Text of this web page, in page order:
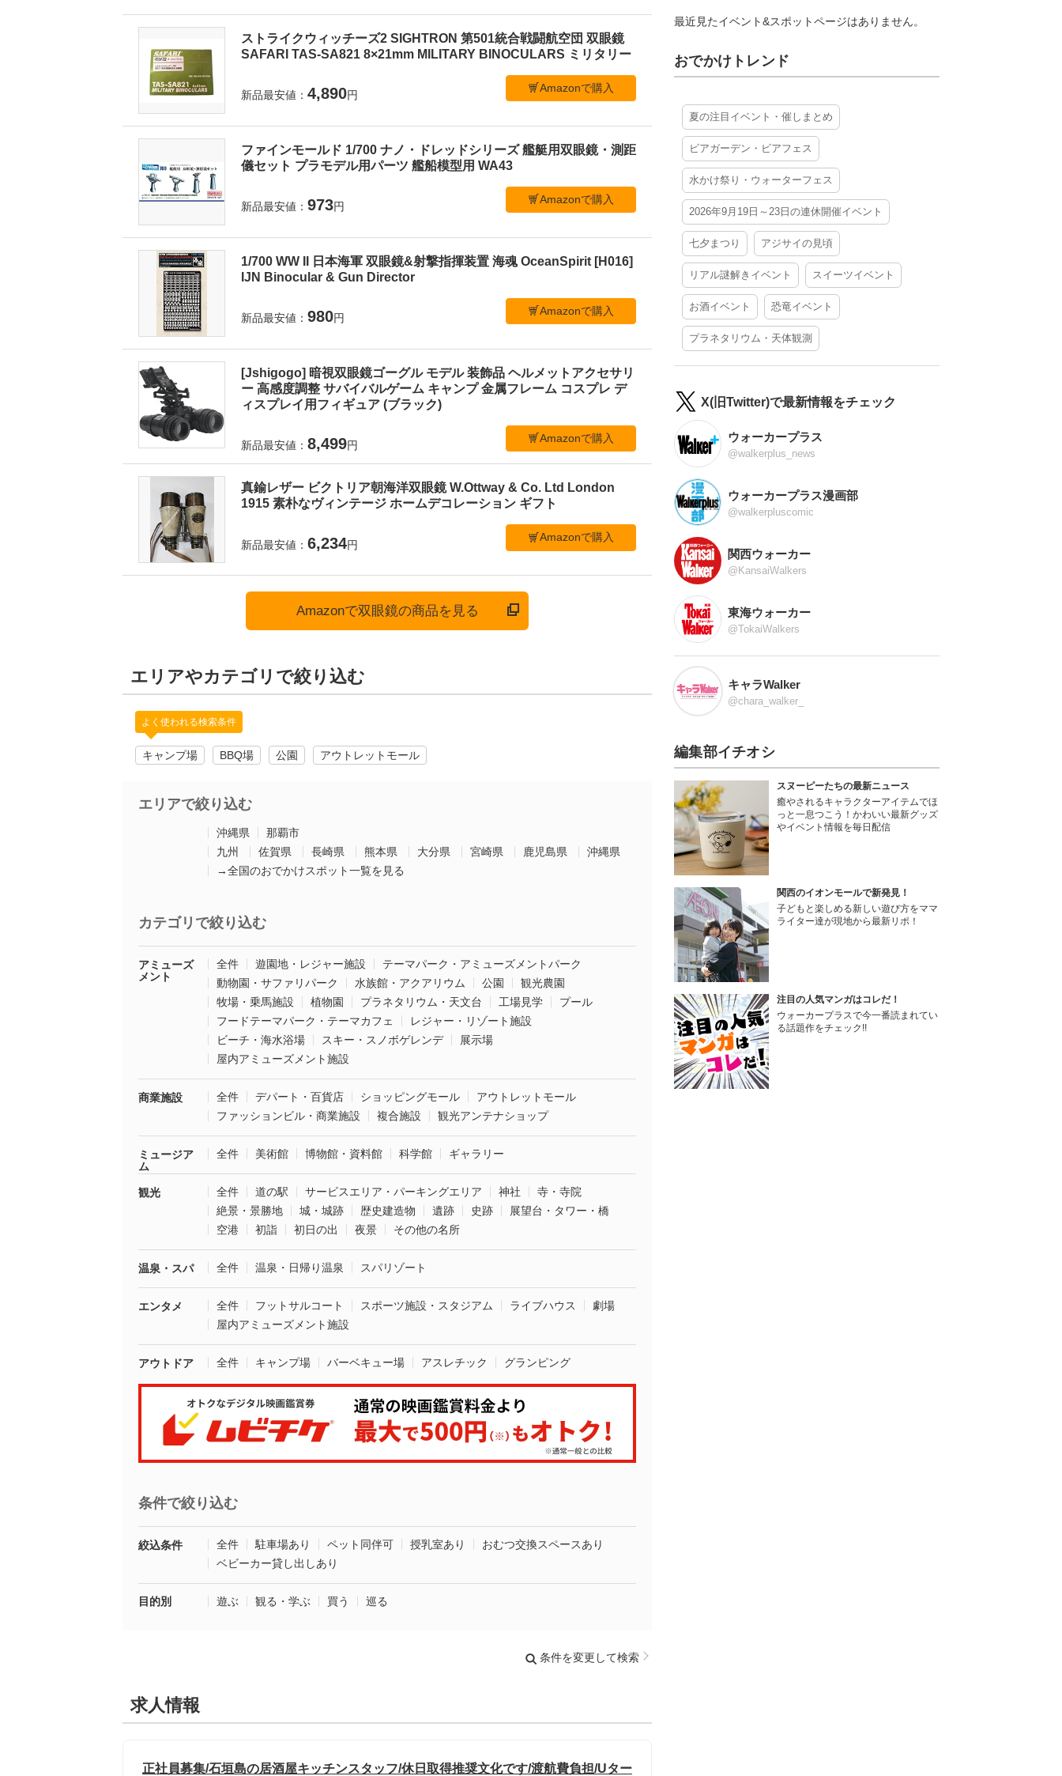
ストライクウィッチーズ2 SIGHTRON 第501統合戦闘航空団 双眼鏡
SAFARI TAS-SA821 8×21mm MILITARY BINOCULARS ミリタリー
新品最安値： 4,890円
Amazonで購入
ファインモールド 1/700 ナノ・ドレッドシリーズ 艦艇用双眼鏡・測距
儀セット プラモデル用パーツ 艦船模型用 WA43
新品最安値： 973円
Amazonで購入
1/700 WW II 日本海軍 双眼鏡&射撃指揮装置 海魂 OceanSpirit [H016]
IJN Binocular & Gun Director
新品最安値： 980円
Amazonで購入
[Jshigogo] 暗視双眼鏡ゴーグル モデル 装飾品 ヘルメットアクセサリ
ー 高感度調整 サバイバルゲーム キャンプ 金属フレーム コスプレ デ
ィスプレイ用フィギュア (ブラック)
新品最安値： 8,499円
Amazonで購入
真鍮レザー ビクトリア朝海洋双眼鏡 W.Ottway & Co. Ltd London
1915 素朴なヴィンテージ ホームデコレーション ギフト
新品最安値： 6,234円
Amazonで購入
Amazonで双眼鏡の商品を見る
エリアやカテゴリで絞り込む
よく使われる検索条件
キャンプ場 BBQ場 公園 アウトレットモール
エリアで絞り込む
沖縄県
那覇市
九州
佐賀県 長崎県 熊本県 大分県 宮崎県 鹿児島県
沖縄県
→全国のおでかけスポット一覧を見る
カテゴリで絞り込む
アミューズ
メント
全件 遊園地・レジャー施設
テーマパーク・アミューズメントパーク
動物園・サファリパーク
水族館・アクアリウム 公園
観光農園
牧場・乗馬施設
植物園 プラネタリウム・天文台 工場見学
プール
フードテーマパーク・テーマカフェ
レジャー・リゾート施設
ビーチ・海水浴場
スキー・スノボゲレンデ
展示場
屋内アミューズメント施設
商業施設 全件 デパート・百貨店 ショッピングモール
アウトレットモール
ファッションビル・商業施設
複合施設 観光アンテナショップ
ミュージア
ム
全件 美術館 博物館・資料館 科学館 ギャラリー
観光 全件 道の駅 サービスエリア・パーキングエリア 神社
寺・寺院
絶景・景勝地
城・城跡 歴史建造物 遺跡 史跡
展望台・タワー・橋
空港
初詣 初日の出 夜景 その他の名所
温泉・スパ 全件 温泉・日帰り温泉 スパリゾート
エンタメ 全件 フットサルコート スポーツ施設・スタジアム ライブハウス
劇場
屋内アミューズメント施設
アウトドア 全件 キャンプ場 バーベキュー場 アスレチック グランピング
条件で絞り込む
絞込条件 全件 駐車場あり ペット同伴可 授乳室あり
おむつ交換スペースあり
ベビーカー貸し出しあり
目的別 遊ぶ 観る・学ぶ 買う 巡る
条件を変更して検索
求人情報
正社員募集/石垣島の居酒屋キッチンスタッフ/休日取得推奨文化です/渡航費負担/Uター
最近見たイベント&スポットページはありません。
おでかけトレンド
夏の注目イベント・催しまとめ
ビアガーデン・ビアフェス
水かけ祭り・ウォーターフェス
2026年9月19日～23日の連休開催イベント
七夕まつり アジサイの見頃
リアル謎解きイベント スイーツイベント
お酒イベント 恐竜イベント
プラネタリウム・天体観測
X(旧Twitter)で最新情報をチェック
ウォーカープラス
@walkerplus_news
ウォーカープラス漫画部
@walkerpluscomic
関西ウォーカー
@KansaiWalkers
東海ウォーカー
@TokaiWalkers
キャラWalker
@chara_walker_
編集部イチオシ
スヌーピーたちの最新ニュース
癒やされるキャラクターアイテムでほ
っと一息つこう！かわいい最新グッズ
やイベント情報を毎日配信
関西のイオンモールで新発見！
子どもと楽しめる新しい遊び方をママ
ライター達が現地から最新リポ！
注目の人気マンガはコレだ！
ウォーカープラスで今一番読まれてい
る話題作をチェック!!